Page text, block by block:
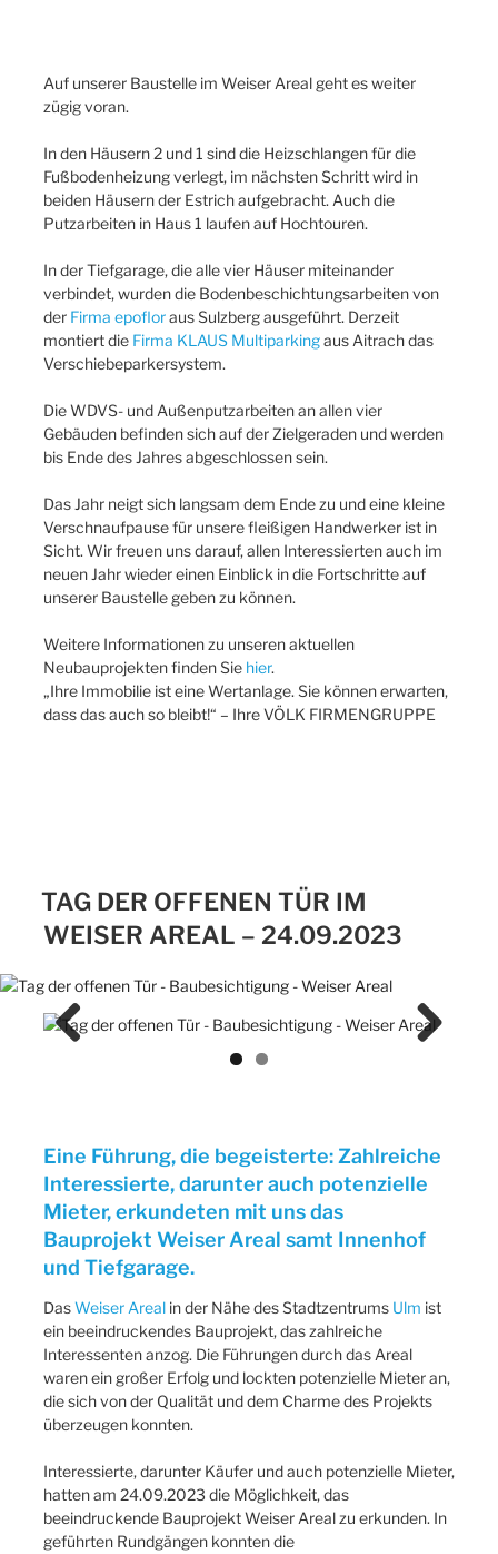
Auf unserer Baustelle im Weiser Areal geht es weiter
zügig voran.
In den Häusern 2 und 1 sind die Heizschlangen für die
Fußbodenheizung verlegt, im nächsten Schritt wird in
beiden Häusern der Estrich aufgebracht. Auch die
Putzarbeiten in Haus 1 laufen auf Hochtouren.
In der Tiefgarage, die alle vier Häuser miteinander
verbindet, wurden die Bodenbeschichtungsarbeiten von
der Firma epofloraus Sulzberg ausgeführt. Derzeit
montiert die Firma KLAUS Multiparkingaus Aitrach das
Verschiebeparkersystem.
Die WDVS- und Außenputzarbeiten an allen vier
Gebäuden befinden sich auf der Zielgeraden und werden
bis Ende des Jahres abgeschlossen sein.
Das Jahr neigt sich langsam dem Ende zu und eine kleine
Verschnaufpause für unsere fleißigen Handwerker ist in
Sicht. Wir freuen uns darauf, allen Interessierten auch im
neuen Jahr wieder einen Einblick in die Fortschritte auf
unserer Baustelle geben zu können.
Weitere Informationen zu unseren aktuellen
Neubauprojekten finden Sie hier.
„Ihre Immobilie ist eine Wertanlage. Sie können erwarten,
dass das auch so bleibt!“ – Ihre VÖLK FIRMENGRUPPE
TAG DER OFFENEN TÜR IM
WEISER AREAL – 24.09.2023
Eine Führung, die begeisterte: Zahlreiche
Interessierte, darunter auch potenzielle
Mieter, erkundeten mit uns das
Bauprojekt Weiser Areal samt Innenhof
und Tiefgarage.
DasWeiser Areal in der Nähe des Stadtzentrums Ulm ist
ein beeindruckendes Bauprojekt, das zahlreiche
Interessenten anzog. Die Führungen durch das Areal
waren ein großer Erfolg und lockten potenzielle Mieter an,
die sich von der Qualität und dem Charme des Projekts
überzeugen konnten.
Interessierte, darunter Käufer und auch potenzielle Mieter,
hatten am 24.09.2023 die Möglichkeit, das
beeindruckende Bauprojekt Weiser Areal zu erkunden. In
geführten Rundgängen konnten die